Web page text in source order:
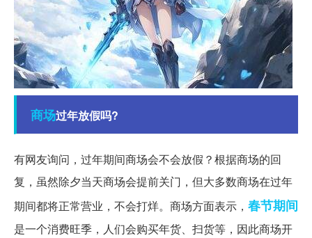
商场过年放假吗?
有网友询问，过年期间商场会不会放假？根据商场的回
复，虽然除夕当天商场会提前关门，但大多数商场在过年
期间都将正常营业，不会打烊。商场方面表示， 春节期间
是一个消费旺季，人们会购买年货、扫货等，因此商场开